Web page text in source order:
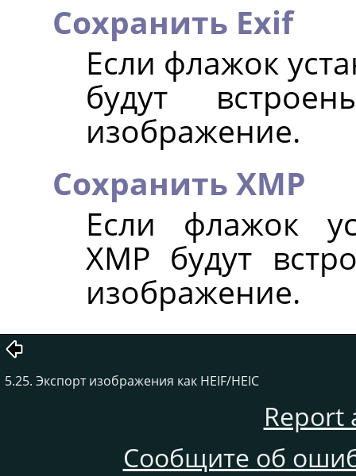
Сохранить Exif
Если флажок
будут
изображение.
Сохранить XMP
Если флажок
XMP будут
изображение.
5.25. Экспорт изображения как HEIF/HEIC
Report
Сообщите об